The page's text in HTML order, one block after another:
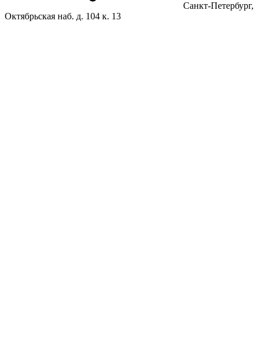
Санкт-Петербург,
Октябрьская наб. д. 104 к. 13